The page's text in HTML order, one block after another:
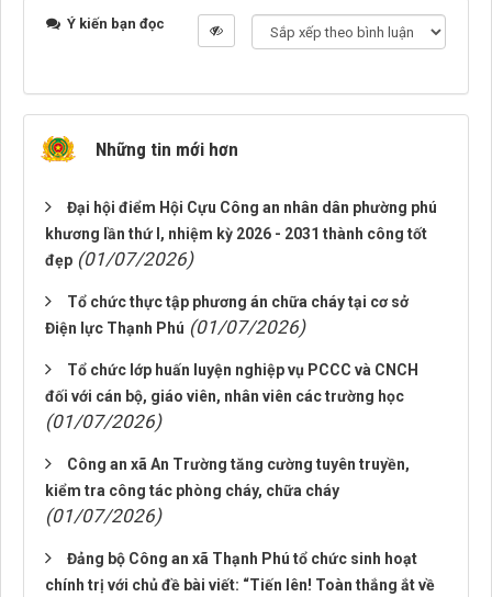
Ý kiến bạn đọc
Những tin mới hơn
Đại hội điểm Hội Cựu Công an nhân dân phường phú
khương lần thứ I, nhiệm kỳ 2026 - 2031 thành công tốt
đẹp (01/07/2026)
Tổ chức thực tập phương án chữa cháy tại cơ sở
Điện lực Thạnh Phú (01/07/2026)
Tổ chức lớp huấn luyện nghiệp vụ PCCC và CNCH
đối với cán bộ, giáo viên, nhân viên các trường học
(01/07/2026)
Công an xã An Trường tăng cường tuyên truyền,
kiểm tra công tác phòng cháy, chữa cháy
(01/07/2026)
Đảng bộ Công an xã Thạnh Phú tổ chức sinh hoạt
chính trị với chủ đề bài viết: “Tiến lên! Toàn thắng ắt về